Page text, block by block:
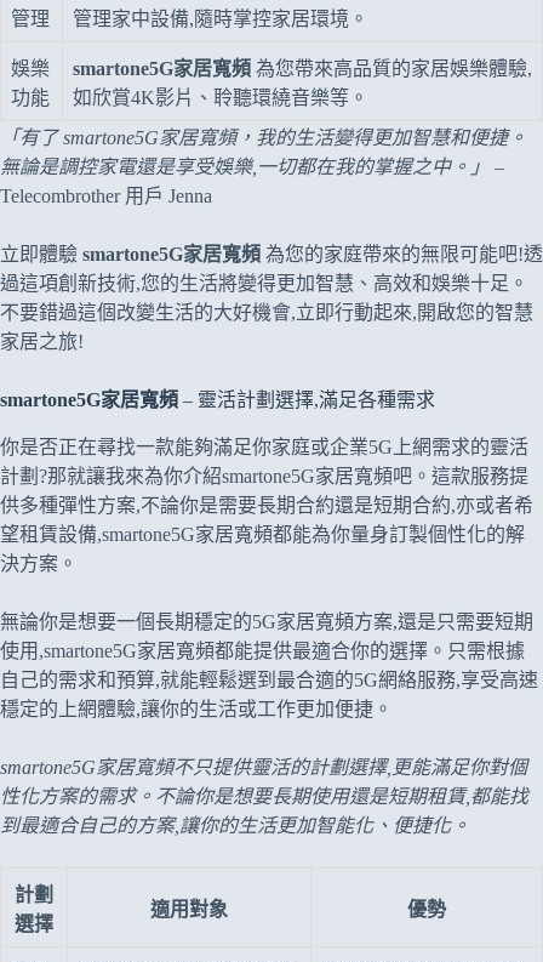
管理
管理家中設備,隨時掌控家居環境。
娛樂
功能
smartone5G家居寬頻 為您帶來高品質的家居娛樂體驗,
如欣賞4K影片、聆聽環繞音樂等。
「有了 smartone5G家居寬頻，我的生活變得更加智慧和便捷。
無論是調控家電還是享受娛樂,一切都在我的掌握之中。」
–
Telecombrother 用戶 Jenna
立即體驗 smartone5G家居寬頻 為您的家庭帶來的無限可能吧!透
過這項創新技術,您的生活將變得更加智慧、高效和娛樂十足。
不要錯過這個改變生活的大好機會,立即行動起來,開啟您的智慧
家居之旅!
smartone5G家居寬頻 – 靈活計劃選擇,滿足各種需求
你是否正在尋找一款能夠滿足你家庭或企業5G上網需求的靈活
計劃?那就讓我來為你介紹smartone5G家居寬頻吧。這款服務提
供多種彈性方案,不論你是需要長期合約還是短期合約,亦或者希
望租賃設備,smartone5G家居寬頻都能為你量身訂製個性化的解
決方案。
無論你是想要一個長期穩定的5G家居寬頻方案,還是只需要短期
使用,smartone5G家居寬頻都能提供最適合你的選擇。只需根據
自己的需求和預算,就能輕鬆選到最合適的5G網絡服務,享受高速
穩定的上網體驗,讓你的生活或工作更加便捷。
smartone5G家居寬頻不只提供靈活的計劃選擇,更能滿足你對個
性化方案的需求。不論你是想要長期使用還是短期租賃,都能找
到最適合自己的方案,讓你的生活更加智能化、便捷化。
計劃
選擇
適用對象 優勢